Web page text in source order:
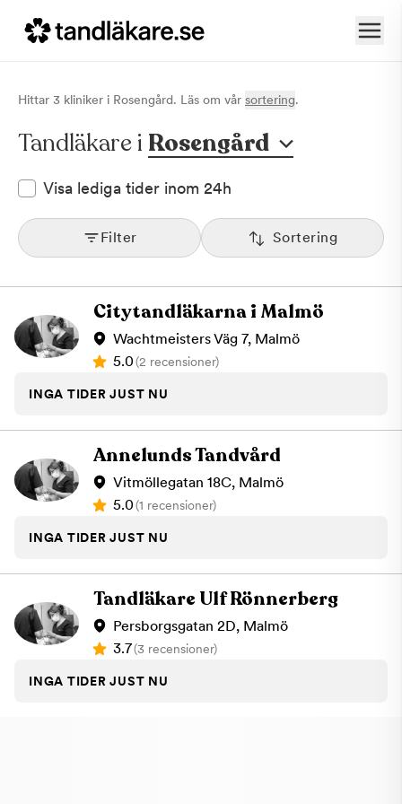
Hittar 3 kliniker i Rosengård. Läs om vår sortering.
Tandläkare i Rosengård
Visa lediga tider inom 24h
Filter Sortering
Citytandläkarna i Malmö
Wachtmeisters Väg 7, Malmö
5.0(2 recensioner)
INGA TIDER JUST NU
Annelunds Tandvård
Vitmöllegatan 18C, Malmö
5.0(1 recensioner)
INGA TIDER JUST NU
Tandläkare Ulf Rönnerberg
Persborgsgatan 2D, Malmö
3.7(3 recensioner)
INGA TIDER JUST NU